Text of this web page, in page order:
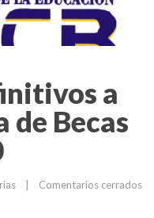
a
de Becas
|
Comentarios cerrados